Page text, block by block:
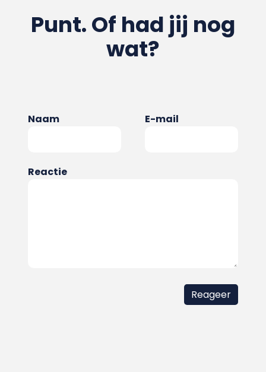
Punt. Of had jij nog
wat?
Naam E-mail
Reactie